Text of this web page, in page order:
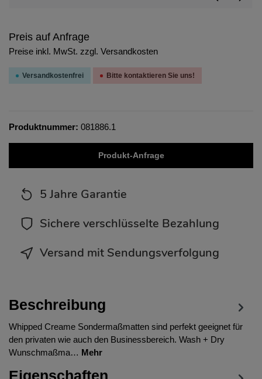
Preis auf Anfrage
Preise inkl. MwSt. zzgl. Versandkosten
Versandkostenfrei Bitte kontaktieren Sie uns!
Produktnummer: 081886.1
Produkt-Anfrage
5 Jahre Garantie
Sichere verschlüsselte Bezahlung
Versand mit Sendungsverfolgung
Beschreibung
Whipped Creame Sondermaßmatten sind perfekt geeignet für
den privaten wie auch den Businessbereich. Wash + Dry
Wunschmaßma… Mehr